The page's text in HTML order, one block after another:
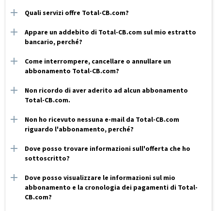
Quali servizi offre Total-CB.com?
Appare un addebito di Total-CB.com sul mio estratto
bancario, perché?
Come interrompere, cancellare o annullare un
abbonamento Total-CB.com?
Non ricordo di aver aderito ad alcun abbonamento
Total-CB.com.
Non ho ricevuto nessuna e-mail da Total-CB.com
riguardo l'abbonamento, perché?
Dove posso trovare informazioni sull'offerta che ho
sottoscritto?
Dove posso visualizzare le informazioni sul mio
abbonamento e la cronologia dei pagamenti di Total-
CB.com?